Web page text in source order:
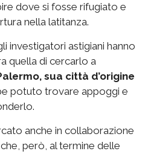
dove si fosse rifugiato e
nella latitanza.
investigatori astigiani hanno
quella di cercarlo a
sua città d’origine
potuto trovare appoggi e
anche in collaborazione
però, al termine delle